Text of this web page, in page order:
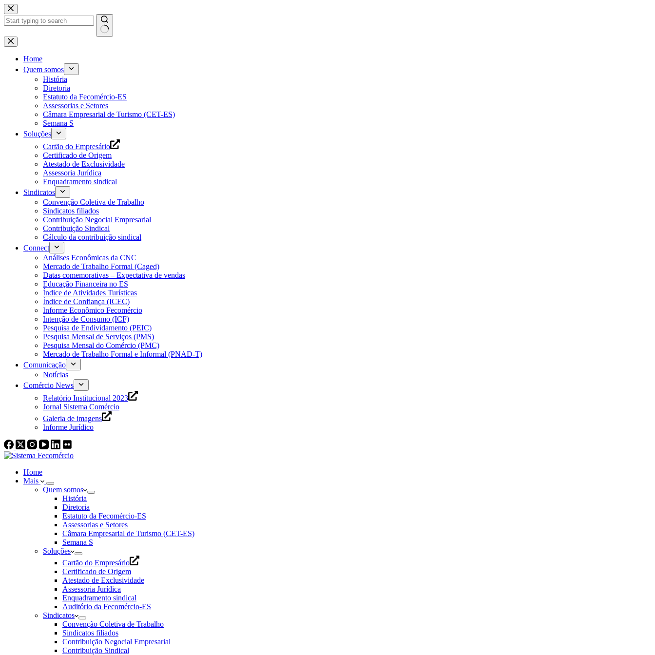
Pular
para
o
Home
Quem somos
História
Diretoria
Estatuto da Fecomércio-ES
Assessorias e Setores
Câmara Empresarial de Turismo (CET-ES)
Semana S
Soluções
Cartão do Empresário
Certificado de Origem
Atestado de Exclusividade
Assessoria Jurídica
Enquadramento sindical
Sindicatos
Convenção Coletiva de Trabalho
Sindicatos filiados
Contribuição Negocial Empresarial
Contribuição Sindical
Cálculo da contribuição sindical
Connect
Análises Econômicas da CNC
Mercado de Trabalho Formal (Caged)
Datas comemorativas – Expectativa de vendas
Educação Financeira no ES
Índice de Atividades Turísticas
Índice de Confiança (ICEC)
Informe Econômico Fecomércio
Intenção de Consumo (ICF)
Pesquisa de Endividamento (PEIC)
Pesquisa Mensal de Serviços (PMS)
Pesquisa Mensal do Comércio (PMC)
Mercado de Trabalho Formal e Informal (PNAD-T)
Comunicação
Notícias
Comércio News
Relatório Institucional 2023
Jornal Sistema Comércio
Galeria de imagens
Informe Jurídico
Home
Mais
Quem somos
História
Diretoria
Estatuto da Fecomércio-ES
Assessorias e Setores
Câmara Empresarial de Turismo (CET-ES)
Semana S
Soluções
Cartão do Empresário
Certificado de Origem
Atestado de Exclusividade
Assessoria Jurídica
Enquadramento sindical
Auditório da Fecomércio-ES
Sindicatos
Convenção Coletiva de Trabalho
Sindicatos filiados
Contribuição Negocial Empresarial
Contribuição Sindical